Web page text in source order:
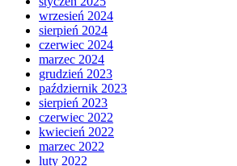
wrzesień 2024
sierpień 2024
czerwiec 2024
marzec 2024
grudzień 2023
październik 2023
sierpień 2023
czerwiec 2022
kwiecień 2022
marzec 2022
luty 2022